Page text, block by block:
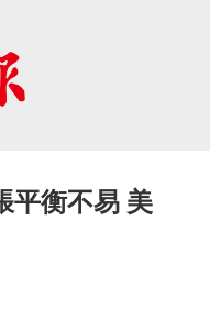
平衡不易 美